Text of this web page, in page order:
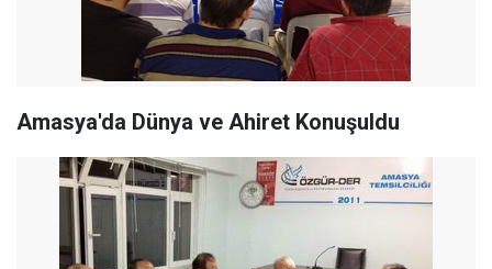
Amasya'da Dünya ve Ahiret Konuşuldu